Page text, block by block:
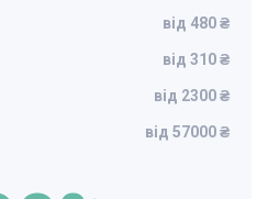
від 480 ₴
від 310 ₴
від 2300 ₴
від 57000 ₴